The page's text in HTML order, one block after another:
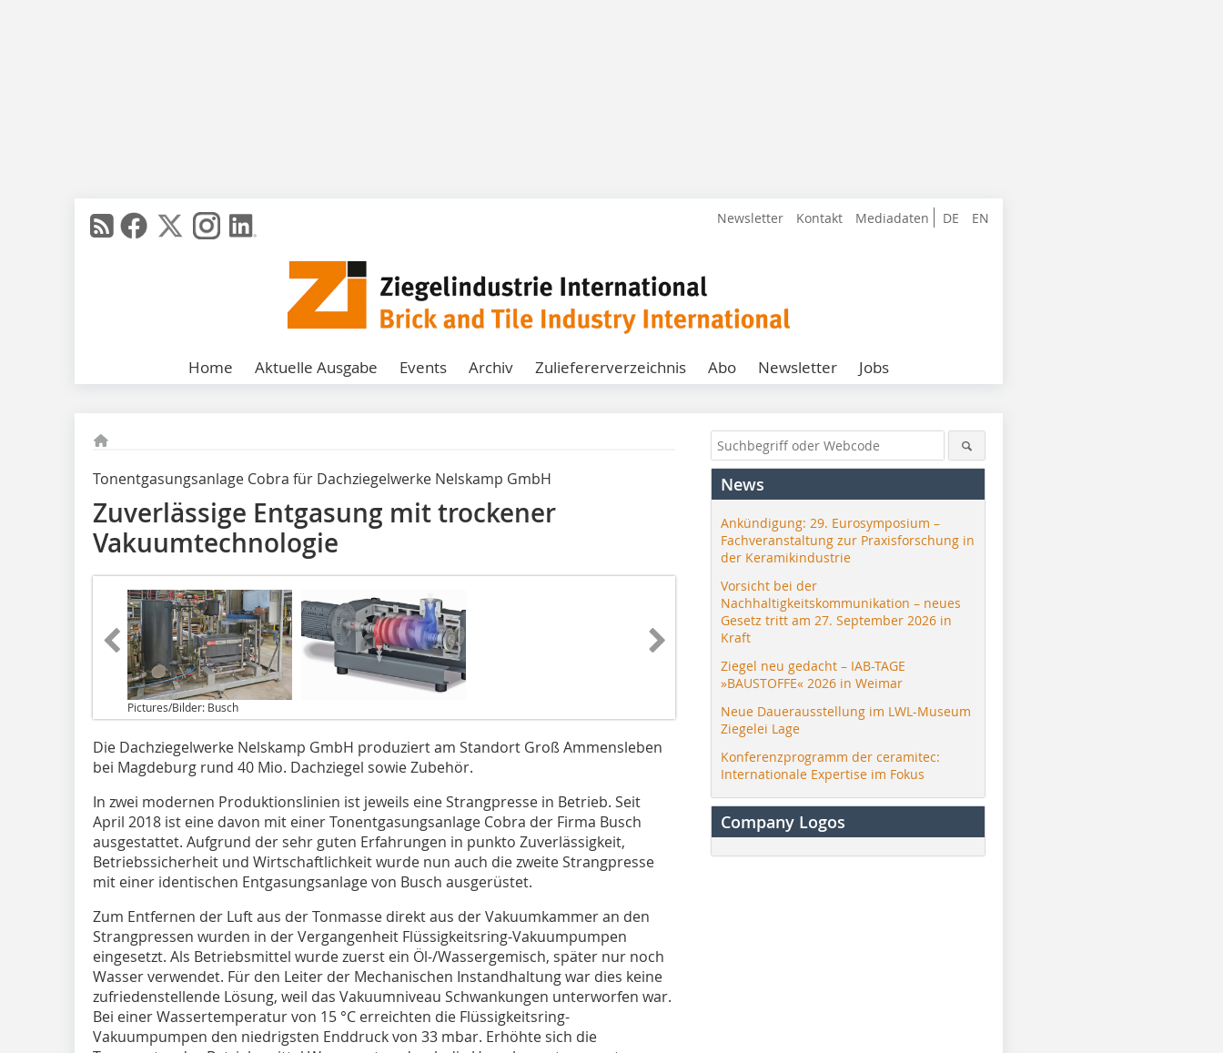
DE EN
Newsletter Kontakt Mediadaten
Home Aktuelle Ausgabe Events Archiv Zuliefererverzeichnis Abo Newsletter Jobs
Tonentgasungsanlage Cobra für Dachziegelwerke Nelskamp GmbH
Zuverlässige Entgasung mit trockener
Vakuumtechnologie
Pictures/Bilder: Busch
Die Dachziegelwerke Nelskamp GmbH produziert am Standort Groß Ammensleben
bei Magdeburg rund 40 Mio. Dachziegel sowie Zubehör.
In zwei modernen Produktionslinien ist jeweils eine Strangpresse in Betrieb. Seit
April 2018 ist eine davon mit einer Tonentgasungsanlage Cobra der Firma Busch
ausgestattet. Aufgrund der sehr guten Erfahrungen in punkto Zuverlässigkeit,
Betriebssicherheit und Wirtschaftlichkeit wurde nun auch die zweite Strangpresse
mit einer identischen Entgasungsanlage von Busch ausgerüstet.
Zum Entfernen der Luft aus der Tonmasse direkt aus der Vakuumkammer an den
Strangpressen wurden in der Vergangenheit Flüssigkeitsring-Vakuumpumpen
eingesetzt. Als Betriebsmittel wurde zuerst ein Öl-/Wassergemisch, später nur noch
Wasser verwendet. Für den Leiter der Mechanischen Instandhaltung war dies keine
zufriedenstellende Lösung, weil das Vakuumniveau Schwankungen unterworfen war.
Bei einer Wassertemperatur von 15 °C erreichten die Flüssigkeitsring-
Vakuumpumpen den niedrigsten Enddruck von 33 mbar. Erhöhte sich die
News
Ankündigung: 29. Eurosymposium –
Fachveranstaltung zur Praxisforschung in
der Keramikindustrie
Vorsicht bei der
Nachhaltigkeitskommunikation – neues
Gesetz tritt am 27. September 2026 in
Kraft
Ziegel neu gedacht – IAB-TAGE
»BAUSTOFFE« 2026 in Weimar
Neue Dauerausstellung im LWL-Museum
Ziegelei Lage
Konferenzprogramm der ceramitec:
Internationale Expertise im Fokus
Company Logos